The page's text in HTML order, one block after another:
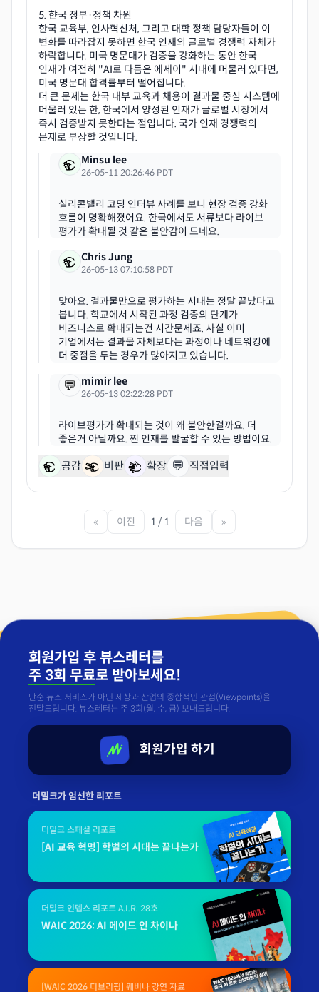
5. 햔국 정부·정책 차원
한국 교육부, 인사혁신처, 그리고 대학 정책 담당자들이 이
변화를 따라잡지 못하면 한국 인재의 글로벌 경쟁력 자체가
하락합니다. 미국 명문대가 검증을 강화하는 동안 한국
인재가 여전히 "AI로 다듬은 에세이" 시대에 머물러 있다면,
미국 명문대 합격률부터 떨어집니다.
더 큰 문제는 한국 내부 교육과 채용이 결과물 중심 시스템에
머물러 있는 한, 한국에서 양성된 인재가 글로벌 시장에서
즉시 검증받지 못한다는 점입니다. 국가 인재 경쟁력의
Minsu lee
26-05-11 20:26:46 PDT
실리콘밸리 코딩 인터뷰 사례를 보니 현장 검증 강화
흐름이 명확해졌어요. 한국에서도 서류보다 라이브
Chris Jung
26-05-13 07:10:58 PDT
맞아요. 결과물만으로 평가하는 시대는 정말 끝났다고
봅니다. 학교에서 시작된 과정 검증의 단계가
비즈니스로 확대되는건 시간문제죠. 사실 이미
기업에서는 결과물 자체보다는 과정이나 네트워킹에
💬 mimir lee
26-05-13 02:22:28 PDT
라이브평가가 확대되는 것이 왜 불안한걸까요. 더
공감 비판 확장 💬 직접입력
« 이전 1 / 1 다음 »
회원가입 후 뷰스레터를
주 3회 무료로 받아보세요!
단순 뉴스 서비스가 아닌 세상과 산업의 종합적인 관점(Viewpoints)을
전달드립니다. 뷰스레터는 주 3회(월, 수, 금) 보내드립니다.
회원가입 하기
더밀크가 엄선한 리포트
더밀크 스페셜 리포트
[AI 교육 혁명] 학벌의 시대는 끝나는가
더밀크 인뎁스 리포트 A.I.R. 28호
WAIC 2026: AI 메이드 인 차이나
[WAIC 2026 디브리핑] 웨비나 강연 자료